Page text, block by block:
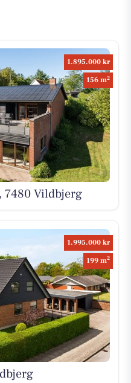
1.895.000 kr
156 m2
7480 Vildbjerg
1.995.000 kr
199 m2